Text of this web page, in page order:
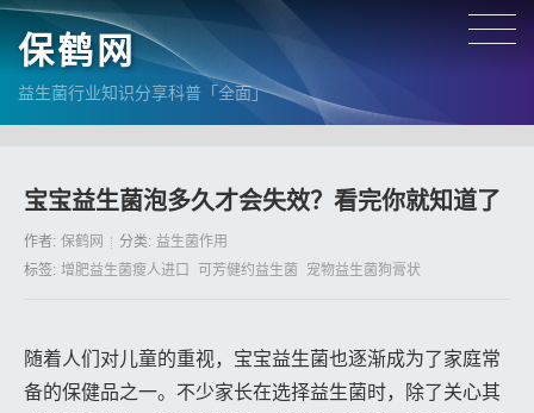
保鹤网
益生菌行业知识分享科普「全面」
宝宝益生菌泡多久才会失效？看完你就知道了
作者: 保鹤网 分类: 益生菌作用
标签: 增肥益生菌瘦人进口 可芳健约益生菌 宠物益生菌狗膏状
随着人们对儿童的重视，宝宝益生菌也逐渐成为了家庭常
备的保健品之一。不少家长在选择益生菌时，除了关心其